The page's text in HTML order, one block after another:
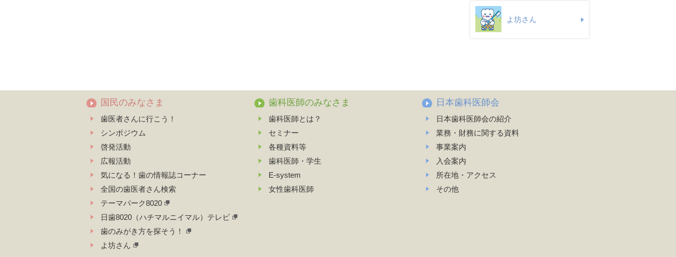
よ坊さん
国民のみなさま
歯医者さんに行こう！
シンポジウム
啓発活動
広報活動
気になる！歯の情報誌コーナー
全国の歯医者さん検索
テーマパーク8020
日歯8020（ハチマルニイマル）テレビ
歯のみがき方を探そう！
よ坊さん
歯科医師のみなさま
歯科医師とは？
セミナー
各種資料等
歯科医師・学生
E-system
女性歯科医師
日本歯科医師会
日本歯科医師会の紹介
業務・財務に関する資料
事業案内
入会案内
所在地・アクセス
その他